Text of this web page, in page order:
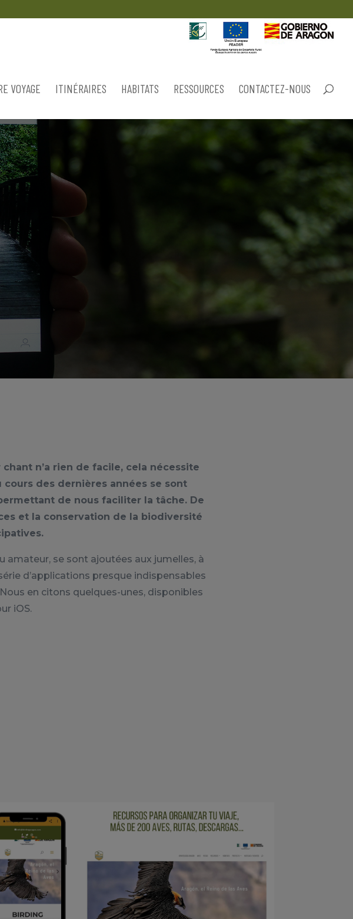
VOYAGE ITINÉRAIRES HABITATS RESSOURCES CONTACTEZ-NOUS
n’a rien de facile, cela nécessite
des dernières années se sont
de nous faciliter la tâche. De
et la conservation de la biodiversité
amateur, se sont ajoutées aux jumelles, à
d’applications presque indispensables
en citons quelques-unes, disponibles
iOS.